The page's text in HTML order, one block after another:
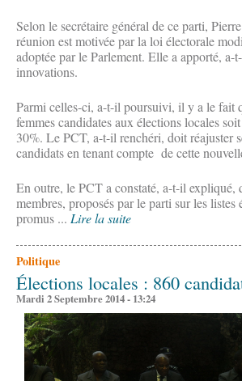
Selon le secrétaire général de ce parti,
réunion est motivée par la loi électorale
adoptée par le Parlement. Elle a apporté, a-
innovations.
Parmi celles-ci, a-t-il poursuivi, il y a le fait
femmes candidates aux élections locales
30%. Le PCT, a-t-il renchéri, doit réajuster
candidats en tenant compte de cette
En outre, le PCT a constaté, a-t-il expliqué,
membres, proposés par le parti sur les listes
promus ... Lire la suite
Politique
Élections locales : 860
Mardi 2 Septembre 2014 - 13:24